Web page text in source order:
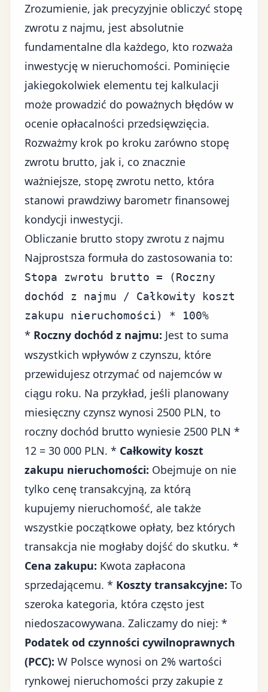
Zrozumienie, jak precyzyjnie obliczyć stopę
zwrotu z najmu, jest absolutnie
fundamentalne dla każdego, kto rozważa
inwestycję w nieruchomości. Pominięcie
jakiegokolwiek elementu tej kalkulacji
może prowadzić do poważnych błędów w
ocenie opłacalności przedsięwzięcia.
Rozważmy krok po kroku zarówno stopę
zwrotu brutto, jak i, co znacznie
ważniejsze, stopę zwrotu netto, która
stanowi prawdziwy barometr finansowej
kondycji inwestycji.
Obliczanie brutto stopy zwrotu z najmu
Najprostsza formuła do zastosowania to:
Stopa zwrotu brutto = (Roczny
dochód z najmu / Całkowity koszt
zakupu nieruchomości) * 100%
* Roczny dochód z najmu: Jest to suma
wszystkich wpływów z czynszu, które
przewidujesz otrzymać od najemców w
ciągu roku. Na przykład, jeśli planowany
miesięczny czynsz wynosi 2500 PLN, to
roczny dochód brutto wyniesie 2500 PLN *
12 = 30 000 PLN. * Całkowity koszt
zakupu nieruchomości: Obejmuje on nie
tylko cenę transakcyjną, za którą
kupujemy nieruchomość, ale także
wszystkie początkowe opłaty, bez których
transakcja nie mogłaby dojść do skutku. *
Cena zakupu: Kwota zapłacona
sprzedającemu. * Koszty transakcyjne: To
szeroka kategoria, która często jest
niedoszacowywana. Zaliczamy do niej: *
Podatek od czynności cywilnoprawnych
(PCC): W Polsce wynosi on 2% wartości
rynkowej nieruchomości przy zakupie z